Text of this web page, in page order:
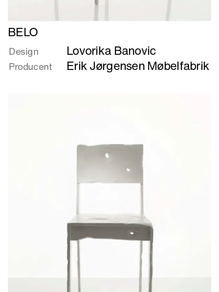
Læs
mere
om
BELO
BELO
Design Lovorika Banovic
Producent Erik Jørgensen Møbelfabrik